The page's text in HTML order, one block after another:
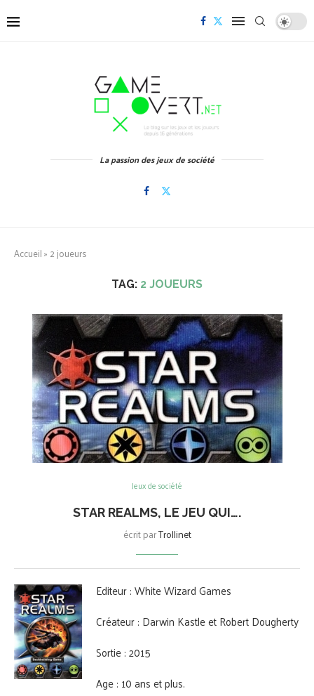
La passion des jeux de société
Accueil» 2 joueurs
TAG: 2 JOUEURS
Jeux de société
STAR REALMS, LE JEU QUI….
écrit parTrollinet
Editeur : White Wizard Games
Créateur : Darwin Kastle et Robert Dougherty
Sortie : 2015
Age : 10 ans et plus.